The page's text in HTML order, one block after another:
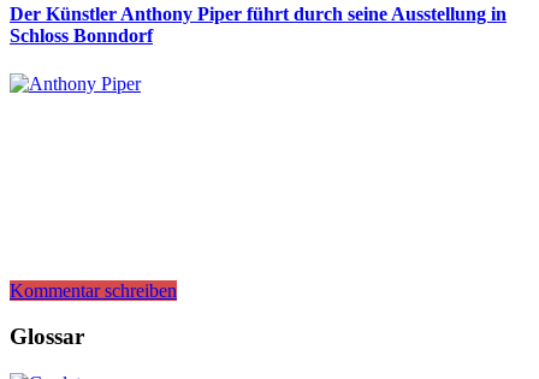
Der Künstler Anthony Piper führt durch seine Ausstellung in
Schloss Bonndorf
Kommentar schreiben
Glossar